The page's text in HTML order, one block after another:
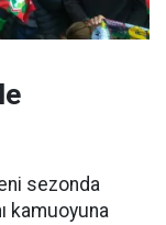
sezonda
kamuoyuna